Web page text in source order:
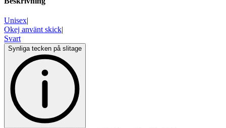
Unisex|
Okej använt skick|
Svart
Synliga tecken på slitage